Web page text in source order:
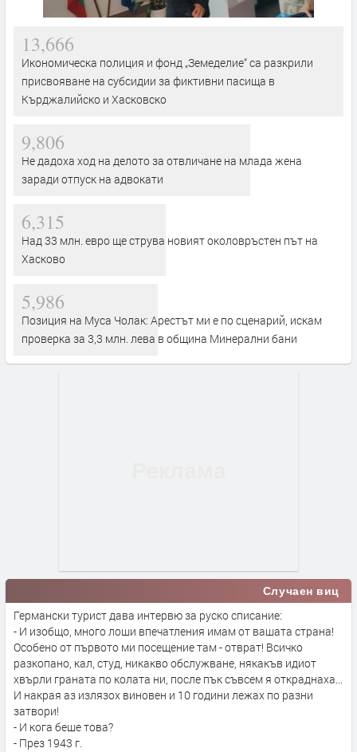
13,666
Икономическа полиция и фонд „Земеделие“ са разкрили
присвояване на субсидии за фиктивни пасища в
Кърджалийско и Хасковско
9,806
Не дадоха ход на делото за отвличане на млада жена
заради отпуск на адвокати
6,315
Над 33 млн. евро ще струва новият околовръстен път на
Хасково
5,986
Позиция на Муса Чолак: Арестът ми е по сценарий, искам
проверка за 3,3 млн. лева в община Минерални бани
Случаен виц
Германски турист дава интервю за руско списание:
- И изобщо, много лоши впечатления имам от вашата страна!
Особено от първото ми посещение там - отврат! Всичко
разкопано, кал, студ, никакво обслужване, някакъв идиот
хвърли граната по колата ни, после пък съвсем я откраднаха...
И накрая аз излязох виновен и 10 години лежах по разни
затвори!
- И кога беше това?
- През 1943 г.